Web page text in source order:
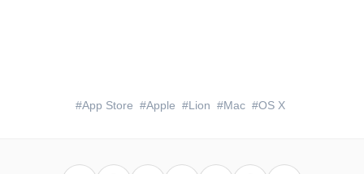
App Store Apple Lion Mac OS X